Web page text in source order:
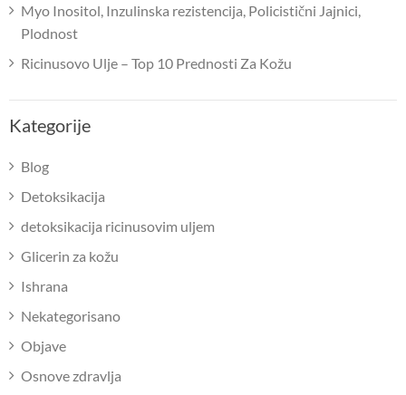
Myo Inositol, Inzulinska rezistencija, Policistični Jajnici,
Plodnost
Ricinusovo Ulje – Top 10 Prednosti Za Kožu
Kategorije
Blog
Detoksikacija
detoksikacija ricinusovim uljem
Glicerin za kožu
Ishrana
Nekategorisano
Objave
Osnove zdravlja